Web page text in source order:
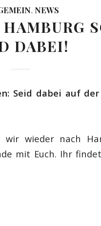
, NEWS
DABEI!
Seid dabei auf
wir wieder nach
mit Euch. Ihr